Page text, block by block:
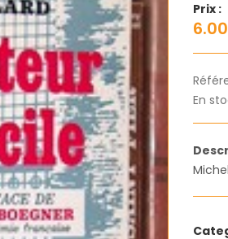
Prix :
6.00
En